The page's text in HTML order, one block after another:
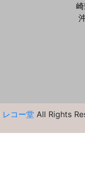
レコー堂 All Rights